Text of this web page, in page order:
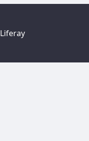
Liferay